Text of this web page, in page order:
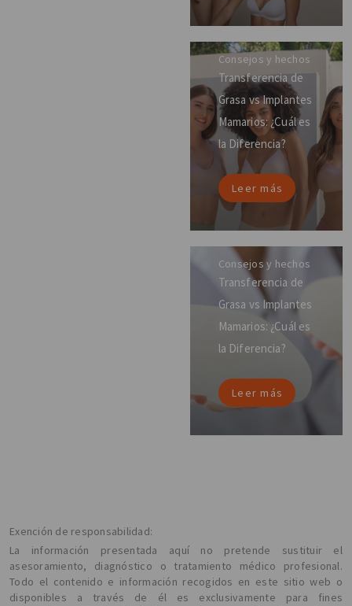
Consejos y hechos
Transferencia de
Grasa vs Implantes
Mamarios: ¿Cuál es
la Diferencia?
Leer más
Consejos y hechos
Transferencia de
Grasa vs Implantes
Mamarios: ¿Cuál es
la Diferencia?
Leer más
Exención de responsabilidad:
La información presentada aquí no pretende sustituir el
asesoramiento, diagnóstico o tratamiento médico profesional.
Todo el contenido e información recogidos en este sitio web o
disponibles a través de él es exclusivamente para fines